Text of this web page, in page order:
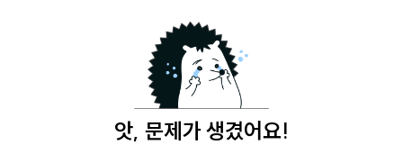
앗, 문제가 생겼어요!